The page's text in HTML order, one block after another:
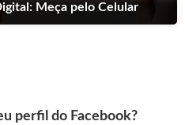
Meça pelo Celular
perfil do Facebook?